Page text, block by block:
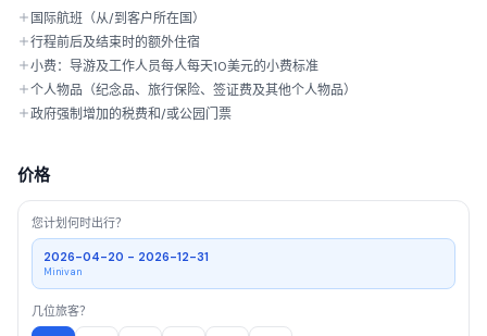
国际航班（从/到客户所在国）
行程前后及结束时的额外住宿
小费：导游及工作人员每人每天10美元的小费标准
个人物品（纪念品、旅行保险、签证费及其他个人物品）
政府强制增加的税费和/或公园门票
价格
您计划何时出行？
2026-04-20 - 2026-12-31
Minivan
几位旅客？